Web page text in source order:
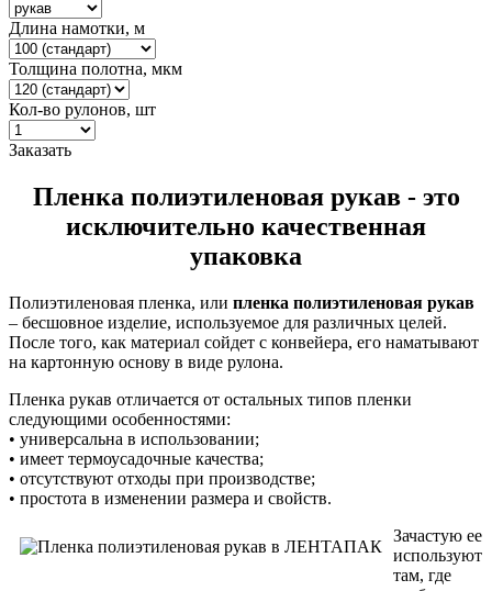
Длина намотки, м
Толщина полотна, мкм
Кол-во рулонов, шт
Заказать
Пленка полиэтиленовая рукав - это
исключительно качественная
упаковка
Полиэтиленовая пленка, или пленка полиэтиленовая рукав
– бесшовное изделие, используемое для различных целей.
После того, как материал сойдет с конвейера, его наматывают
на картонную основу в виде рулона.
Пленка рукав отличается от остальных типов пленки
следующими особенностями:
• универсальна в использовании;
• имеет термоусадочные качества;
• отсутствуют отходы при производстве;
• простота в изменении размера и свойств.
Зачастую ее
используют
там, где